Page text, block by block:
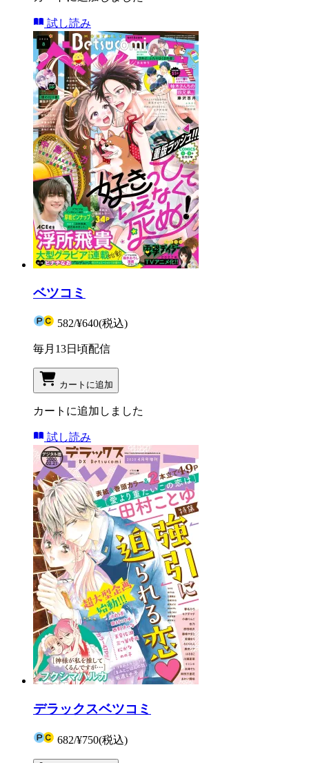
試し読み
ベツコミ
582/¥640(税込)
毎月13日頃配信
カートに追加
カートに追加しました
試し読み
デラックスベツコミ
682/¥750(税込)